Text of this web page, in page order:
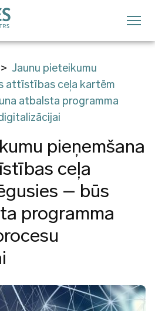
Jaunu pieteikumu
attīstības ceļa kartēm
atbalsta programma
pieņemšana
ceļa
– būs
programma